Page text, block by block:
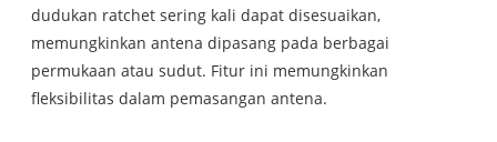
dudukan ratchet sering kali dapat disesuaikan,
memungkinkan antena dipasang pada berbagai
permukaan atau sudut. Fitur ini memungkinkan
fleksibilitas dalam pemasangan antena.